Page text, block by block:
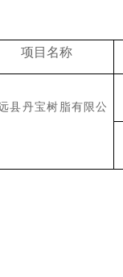
项目名称
县丹宝树脂有限公